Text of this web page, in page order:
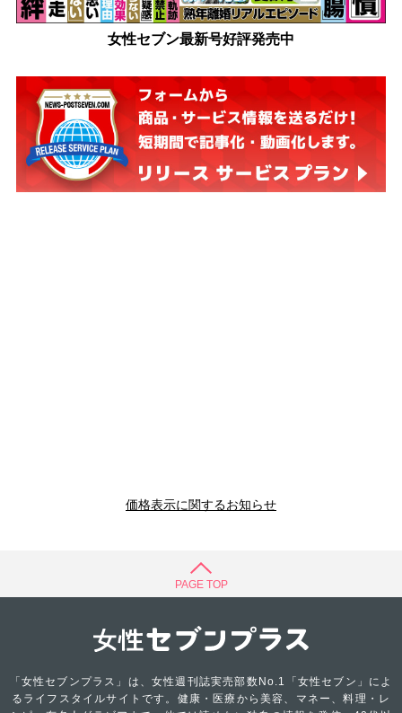
女性セブン最新号好評発売中
価格表示に関するお知らせ
PAGE TOP
「女性セブンプラス」は、女性週刊誌実売部数No.1「女性セブン」によ
るライフスタイルサイトです。健康・医療から美容、マネー、料理・レ